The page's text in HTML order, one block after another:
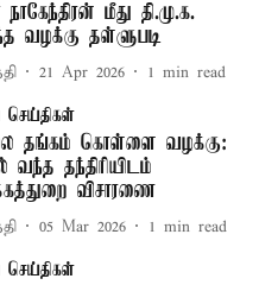
நாகேந்திரன் மீது தி.மு.க.
வழக்கு தள்ளுபடி
21 Apr 2026 1 min read
செய்திகள்
தங்கம் கொள்ளை வழக்கு:
வந்த தந்திரியிடம்
விசாரணை
05 Mar 2026 1 min read
செய்திகள்